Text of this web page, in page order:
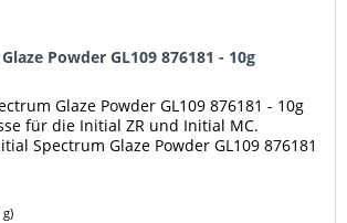
Powder GL109 876181 - 10g
Glaze Powder GL109 876181 - 10g
für die Initial ZR und Initial MC.
Spectrum Glaze Powder GL109 876181